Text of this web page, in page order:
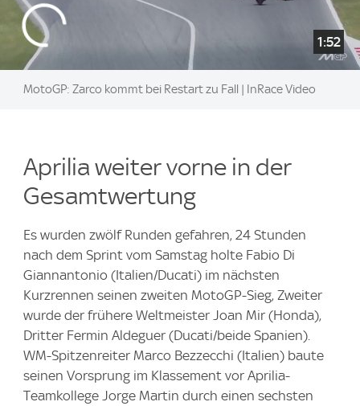
1:52
MotoGP: Zarco kommt bei Restart zu Fall | InRace Video
Aprilia weiter vorne in der
Gesamtwertung
Es wurden zwölf Runden gefahren, 24 Stunden
nach dem Sprint vom Samstag holte Fabio Di
Giannantonio (Italien/Ducati) im nächsten
Kurzrennen seinen zweiten MotoGP-Sieg, Zweiter
wurde der frühere Weltmeister Joan Mir (Honda),
Dritter Fermin Aldeguer (Ducati/beide Spanien).
WM-Spitzenreiter Marco Bezzecchi (Italien) baute
seinen Vorsprung im Klassement vor Aprilia-
Teamkollege Jorge Martin durch einen sechsten